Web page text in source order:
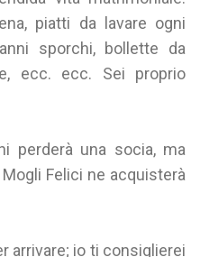
piatti da lavare ogni
sporchi, bollette da
ecc. ecc. Sei proprio
perderà una socia, ma
Felici ne acquisterà
arrivare; io ti consiglierei